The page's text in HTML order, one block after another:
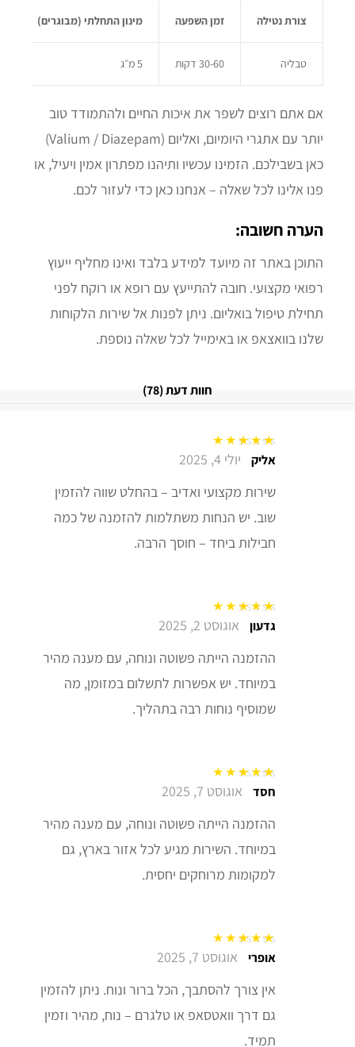
צורת נטילה זמן השפעה מינון התחלתי (מבוגרים)
טבליה 30-60 דקות
אם אתם רוצים לשפר את איכות החיים ולהתמודד טוב
יותר עם אתגרי היומיום, ואליום (Valium / Diazepam)
כאן בשבילכם. הזמינו עכשיו ותיהנו מפתרון אמין ויעיל, או
פנו אלינו לכל שאלה – אנחנו כאן כדי לעזור לכם.
הערה חשובה:
התוכן באתר זה מיועד למידע בלבד ואינו מחליף ייעוץ
רפואי מקצועי. חובה להתייעץ עם רופא או רוקח לפני
תחילת טיפול בואליום. ניתן לפנות אל שירות הלקוחות
שלנו בוואצאפ או באימייל לכל שאלה נוספת.
חוות דעת (78)
דורג5מתוך 5אליק יולי 4, 2025
שירות מקצועי ואדיב – בהחלט שווה להזמין
שוב. יש הנחות משתלמות להזמנה של כמה
חבילות ביחד – חוסך הרבה.
דורג5מתוך 5גדעון אוגוסט 2, 2025
ההזמנה הייתה פשוטה ונוחה, עם מענה מהיר
במיוחד. יש אפשרות לתשלום במזומן, מה
שמוסיף נוחות רבה בתהליך.
דורג5מתוך 5חסד אוגוסט 7, 2025
ההזמנה הייתה פשוטה ונוחה, עם מענה מהיר
במיוחד. השירות מגיע לכל אזור בארץ, גם
למקומות מרוחקים יחסית.
דורג5מתוך 5אופרי אוגוסט 7, 2025
אין צורך להסתבך, הכל ברור ונוח. ניתן להזמין
גם דרך וואטסאפ או טלגרם – נוח, מהיר וזמין
תמיד.